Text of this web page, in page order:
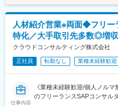
頂いている状況ですが、更な
たいと考えております。ハイ
業変革期となる今、これまで
ながら、お客様と向き合い、
めています。
変更の範囲：会社の定める業務
・人材紹介会社との折衝・コ
・候補者対応、選考調整
・条件提示・クロージング
入社後は採用業務を主軸とし
課題への提案など、人事領域
要件定義から条件提示まで裁
かしながらステップアップで
■組織構成：
人材紹介営業※両面◆フリー
特化／大手取引先多数◎増
クラウドコンサルティング株式会社
正社員 転勤なし 業種未経験歓迎
仕事内容
《業種未経験歓迎/個人ノル
のフリーランスSAPコンサル